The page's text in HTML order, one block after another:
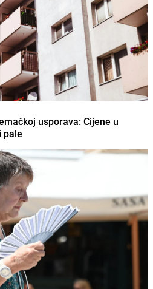
usporava: Cijene u
pale